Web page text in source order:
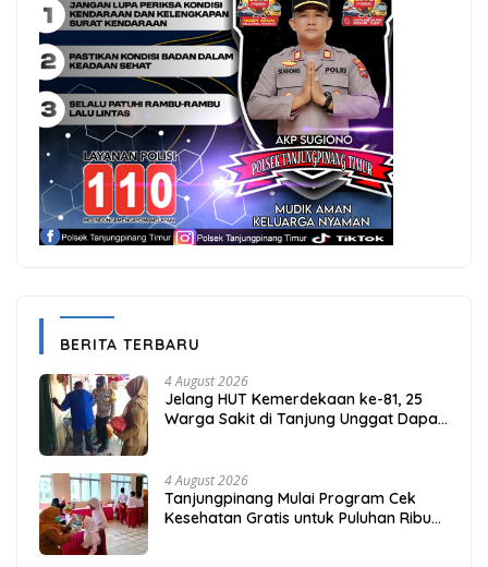
BERITA TERBARU
4 August 2026
Jelang HUT Kemerdekaan ke-81, 25
Warga Sakit di Tanjung Unggat Dapat
4 August 2026
Tanjungpinang Mulai Program Cek
Kesehatan Gratis untuk Puluhan Ribu